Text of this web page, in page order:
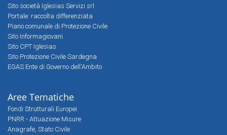
Sito società Iglesias Servizi srl
Portale: raccolta differenziata
Piano comunale di Protezione Civile
Sito Informagiovani
Sito CPT Iglesias
Sito Protezione Civile Sardegna
EGAS Ente di Governo dell'Ambito
Aree Tematiche
Fondi Strutturali Europei
PNRR - Attuazione Misure
Anagrafe, Stato Civile